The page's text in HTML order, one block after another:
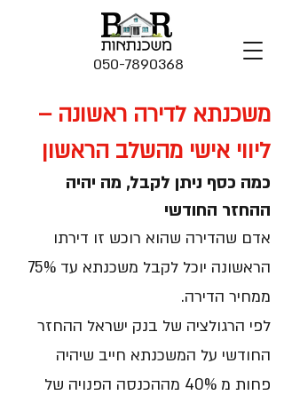
050-7890368
משכנתא לדירה ראשונה –
ליווי אישי מהשלב הראשון
כמה כסף ניתן לקבל, מה יהיה
ההחזר החודשי
אדם שהדירה שהוא רוכש זו דירתו
הראשונה יוכל לקבל משכנתא עד 75%
ממחיר הדירה.
לפי הרגולציה של בנק ישראל ההחזר
החודשי על המשכנתא חייב שיהיה
פחות מ 40% מההכנסה הפנויה של